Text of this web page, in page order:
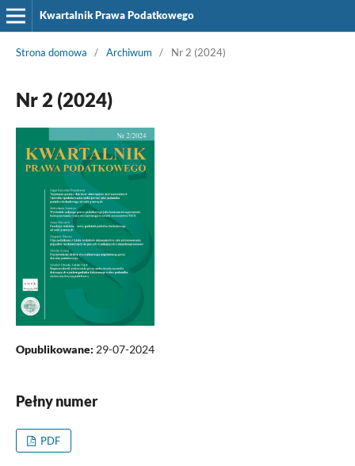
Kwartalnik Prawa Podatkowego
Strona domowa / Archiwum / Nr 2 (2024)
Nr 2 (2024)
Opublikowane: 29-07-2024
Pełny numer
PDF